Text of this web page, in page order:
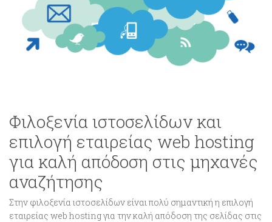
Φιλοξενία ιστοσελίδων και
επιλογή εταιρείας web hosting
για καλή απόδοση στις μηχανές
αναζήτησης
Στην φιλοξενία ιστοσελίδων είναι πολύ σημαντική η επιλογή
εταιρείας web hosting για την καλή απόδοση της σελίδας στις